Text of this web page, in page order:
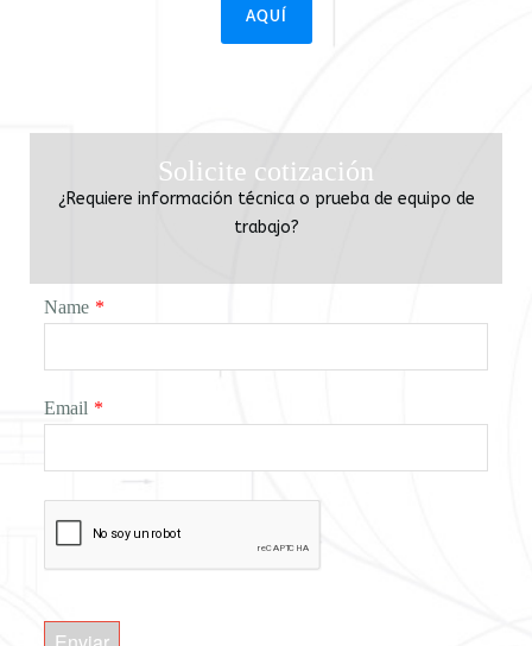
AQUÍ
Solicite cotización
¿Requiere información técnica o prueba de equipo de
trabajo?
Name *
Email *